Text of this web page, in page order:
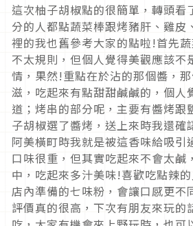
這次柚子胡椒點的很簡單，轉頭看
分的人都點蔬菜棒跟烤豬肝、雞皮
裡的我也舊參考大家的點啦!首先
不太規則，但個人覺得美觀應該不
情，果然!重點在於沾的那個醬，
滋，吃起來有點甜甜鹹鹹的，個人
道；烤串的部分呢，主要有醬烤跟
子胡椒選了醬烤，送上來時我還確
阿美橫町時我就是被這香味給吸引
口味很重，但其實吃起來不會太鹹
中，吃起來多汁美味!喜歡吃點辣
店內準備的七味粉，會讓口感更不
評價真的很高，下次有朋友來玩的